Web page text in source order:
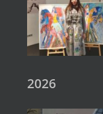
2026